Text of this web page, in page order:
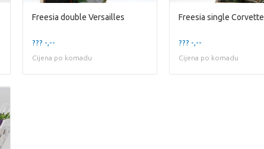
Freesia double Versailles
??? -,--
Cijena po komadu
Freesia single Corvette
??? -,--
Cijena po komadu